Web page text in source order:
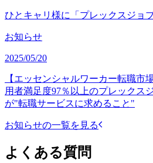
ひとキャリ様に「プレックスジョ
お知らせ
2025/05/20
【エッセンシャルワーカー転職市
用者満足度97％以上のプレックス
が"転職サービスに求めること"
お知らせの一覧を見る
よくある質問